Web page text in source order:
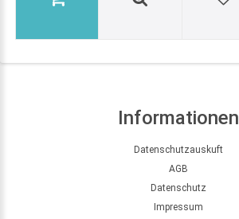
Informationen
Datenschutzauskuft
AGB
Datenschutz
Impressum